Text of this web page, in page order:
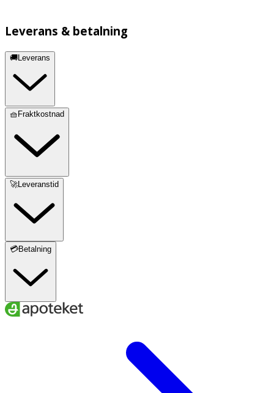
Leverans & betalning
🚚Leverans
🧺Fraktkostnad
🚀Leveranstid
💳Betalning